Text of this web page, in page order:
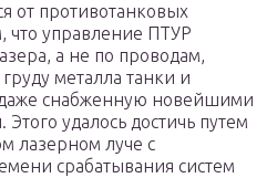
от противотанковых
что управление ПТУР
а не по проводам,
металла танки и
снабженную новейшими
удалось достичь путем
лазерном луче с
срабатывания систем